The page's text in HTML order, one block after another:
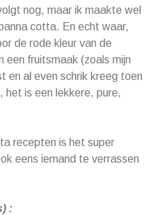
nog, maar ik maakte wel
cotta. En echt waar,
de rode kleur van de
een fruitsmaak (zoals mijn
en al even schrik kreeg toen
het is een lekkere, pure,
recepten is het super
eens iemand te verrassen
: